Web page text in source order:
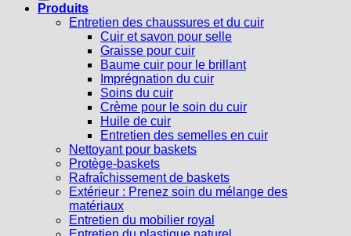
Produits
Entretien des chaussures et du cuir
Cuir et savon pour selle
Graisse pour cuir
Baume cuir pour le brillant
Imprégnation du cuir
Soins du cuir
Crème pour le soin du cuir
Huile de cuir
Entretien des semelles en cuir
Nettoyant pour baskets
Protège-baskets
Rafraîchissement de baskets
Extérieur : Prenez soin du mélange des
matériaux
Entretien du mobilier royal